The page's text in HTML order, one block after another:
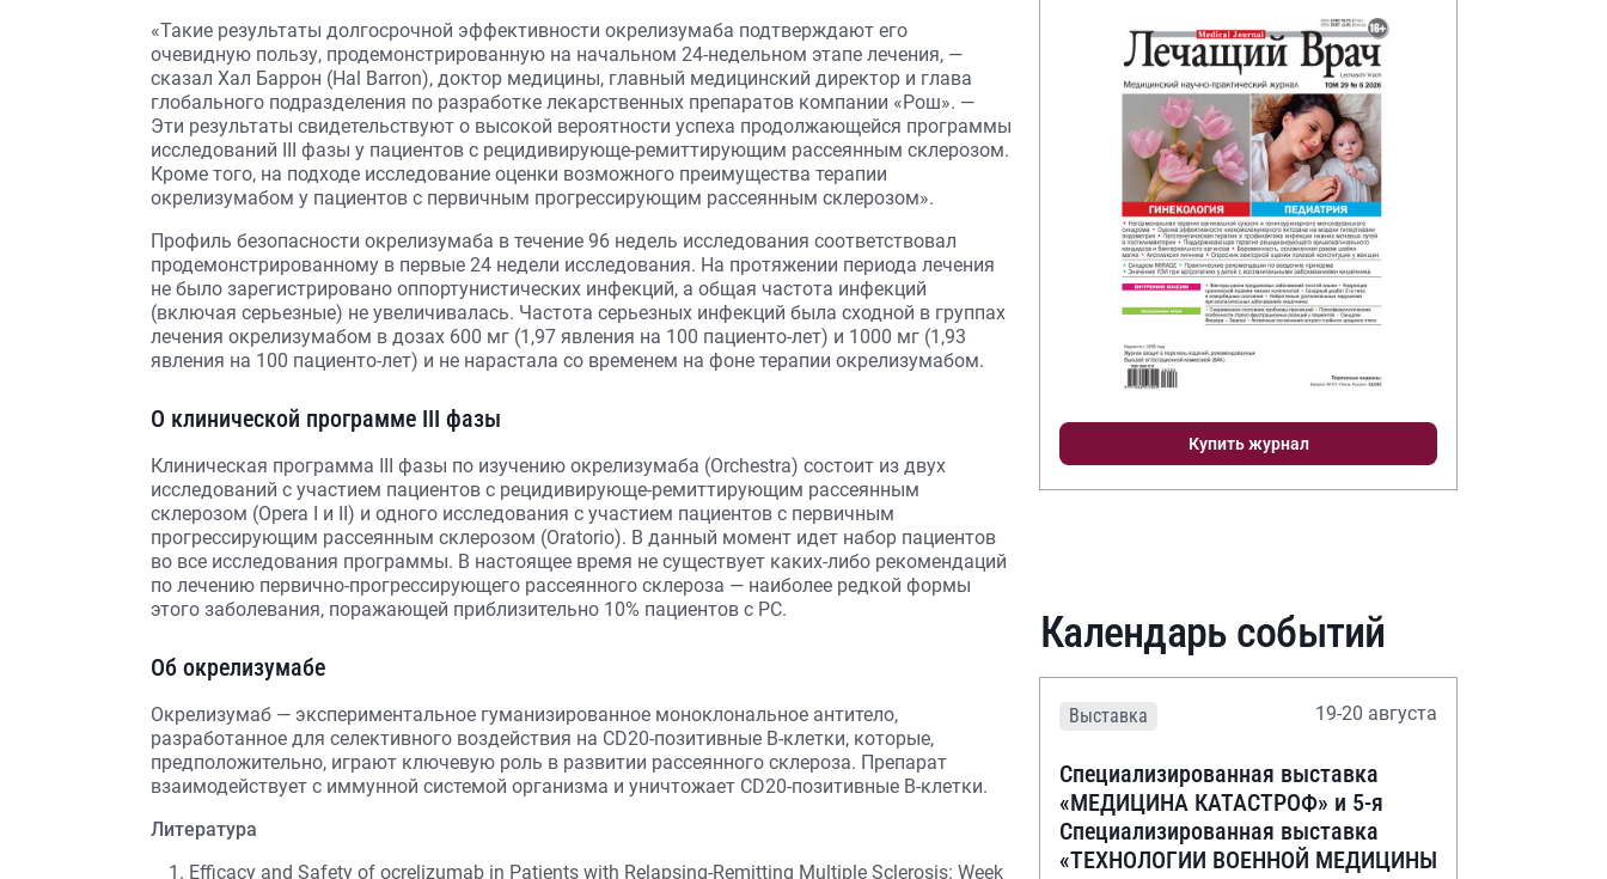
«Такие результаты долгосрочной эффективности окрелизумаба подтверждают его
очевидную пользу, продемонстрированную на начальном 24-недельном этапе лечения, —
сказал Хал Баррон (Hal Barron), доктор медицины, главный медицинский директор и глава
глобального подразделения по разработке лекарственных препаратов компании «Рош». —
Эти результаты свидетельствуют о высокой вероятности успеха продолжающейся программы
исследований III фазы у пациентов с рецидивирующе-ремиттирующим рассеянным склерозом.
Кроме того, на подходе исследование оценки возможного преимущества терапии
окрелизумабом у пациентов с первичным прогрессирующим рассеянным склерозом».
Профиль безопасности окрелизумаба в течение 96 недель исследования соответствовал
продемонстрированному в первые 24 недели исследования. На протяжении периода лечения
не было зарегистрировано оппортунистических инфекций, а общая частота инфекций
(включая серьезные) не увеличивалась. Частота серьезных инфекций была сходной в группах
лечения окрелизумабом в дозах 600 мг (1,97 явления на 100 пациенто-лет) и 1000 мг (1,93
явления на 100 пациенто-лет) и не нарастала со временем на фоне терапии окрелизумабом.
О клинической программе III фазы
Клиническая программа III фазы по изучению окрелизумаба (Orchestra) состоит из двух
исследований с участием пациентов с рецидивирующе-ремиттирующим рассеянным
склерозом (Opera I и II) и одного исследования с участием пациентов с первичным
прогрессирующим рассеянным склерозом (Oratorio). В данный момент идет набор пациентов
во все исследования программы. В настоящее время не существует каких-либо рекомендаций
по лечению первично-прогрессирующего рассеянного склероза — наиболее редкой формы
этого заболевания, поражающей приблизительно 10% пациентов с РС.
Об окрелизумабе
Окрелизумаб — экспериментальное гуманизированное моноклональное антитело,
разработанное для селективного воздействия на CD20-позитивные B-клетки, которые,
предположительно, играют ключевую роль в развитии рассеянного склероза. Препарат
взаимодействует с иммунной системой организма и уничтожает CD20-позитивные В-клетки.
Литература
Efficacy and Safety of ocrelizumab in Patients with Relapsing-Remitting Multiple Sclerosis: Week
Купить журнал
Календарь событий
Выставка 19-20 августа
Специализированная выставка
«МЕДИЦИНА КАТАСТРОФ» и 5-я
Специализированная выставка
«ТЕХНОЛОГИИ ВОЕННОЙ МЕДИЦИНЫ